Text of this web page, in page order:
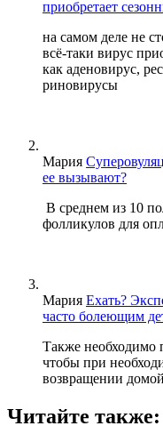
приобретает
на самом деле не
всё-таки вирус
как аденовирус,
риновирусы
Мария
ее вызывают?
В среднем из 10
фолликулов для
Мария Ехать?
часто болеющим
Также необходимо
чтобы при
возвращении
Читайте также: